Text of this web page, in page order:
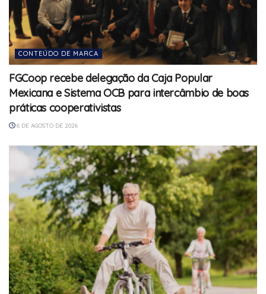
CONTEÚDO DE MARCA
FGCoop recebe delegação da Caja Popular
Mexicana e Sistema OCB para intercâmbio de boas
práticas cooperativistas
6 DE AGOSTO DE 2026